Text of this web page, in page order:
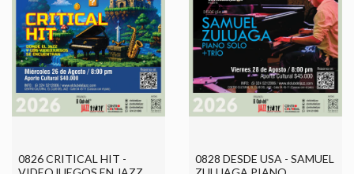
0826 CRITICAL HIT -
0828 DESDE USA - SAMUEL